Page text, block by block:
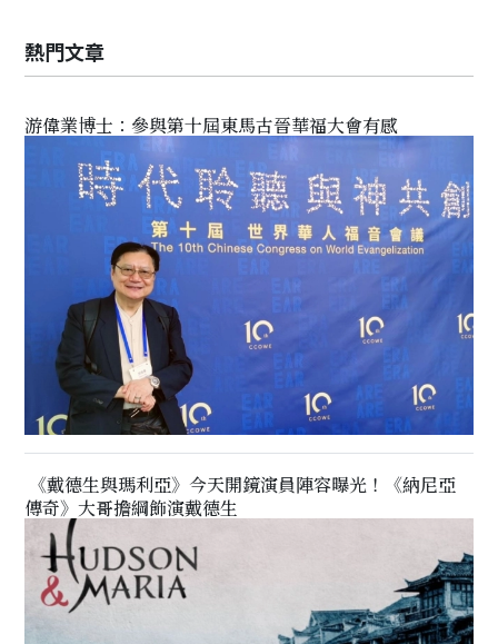
熱門文章
游偉業博士：參與第十屆東馬古晉華福大會有感
《戴德生與瑪利亞》今天開鏡演員陣容曝光！《納尼亞
傳奇》大哥擔綱飾演戴德生